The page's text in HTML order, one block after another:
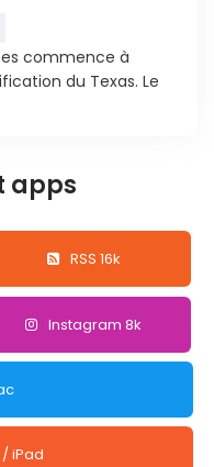
commence à
du Texas. Le
apps
RSS 16k
Instagram 8k
iPad